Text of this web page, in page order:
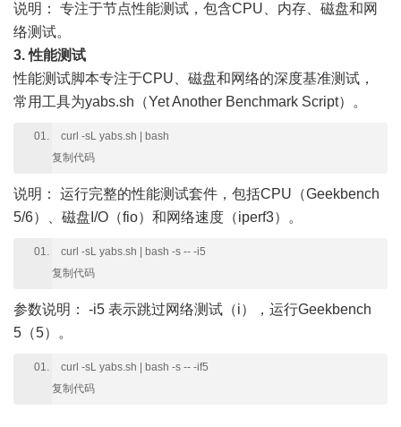
说明：
专注于节点性能测试，包含CPU、内存、磁盘和网
络测试。
3. 性能测试
性能测试脚本专注于CPU、磁盘和网络的深度基准测试，
常用工具为yabs.sh （Yet Another Benchmark Script）。
curl -sL yabs.sh | bash
复制代码
说明：
运行完整的性能测试套件，包括CPU（Geekbench
5/6）、磁盘I/O（fio）和网络速度（iperf3）。
curl -sL yabs.sh | bash -s -- -i5
复制代码
参数说明：
-i5 表示跳过网络测试（i），运行Geekbench
5（5）。
curl -sL yabs.sh | bash -s -- -if5
复制代码